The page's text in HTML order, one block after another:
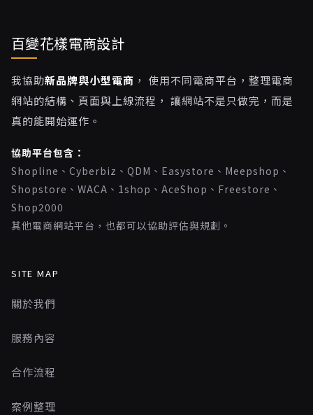
百變花樣電商設計
我協助新品牌與小型電商 ， 使用不同電商平台，整理電商
網站的結構、頁面與上線流程， 讓網站不是只做完，而是
真的能開始運作。
協助平台包含：
Shopline、Cyberbiz、QDM、Easystore、Meepshop、
Shopstore、WACA、1shop、AceShop、Freestore、
Shop2000
其他電商網站平台，也都可以協助評估與規劃。
SITE MAP
關於我們
服務內容
合作流程
案例整理